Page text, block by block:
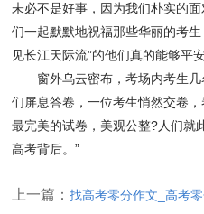
未必不是好事，因为我们朴实的
们一起默默地祝福那些华丽的考
见长江天际流”的他们真的能够平
窗外乌云密布，考场内考生几
们屏息答卷，一位考生悄然交卷
最完美的试卷，美观公整?人们就
高考背后。”
上一篇：找高考零分作文_高考